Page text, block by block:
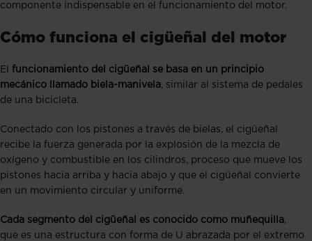
componente indispensable en el funcionamiento del motor.
Cómo funciona el cigüeñal del motor
El funcionamiento del cigüeñal se basa en un principio
mecánico llamado biela-manivela, similar al sistema de pedales
de una bicicleta.
Conectado con los pistones a través de bielas, el cigüeñal
recibe la fuerza generada por la explosión de la mezcla de
oxígeno y combustible en los cilindros, proceso que mueve los
pistones hacia arriba y hacia abajo y que el cigüeñal convierte
en un movimiento circular y uniforme.
Cada segmento del cigüeñal es conocido como muñequilla,
que es una estructura con forma de U abrazada por el extremo